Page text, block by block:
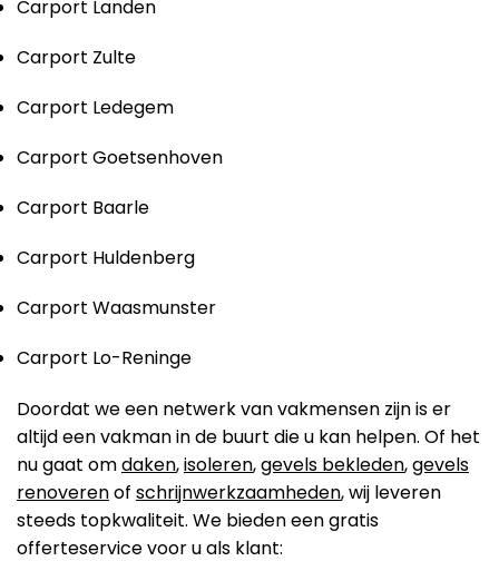
Carport Landen
Carport Zulte
Carport Ledegem
Carport Goetsenhoven
Carport Baarle
Carport Huldenberg
Carport Waasmunster
Carport Lo-Reninge
Doordat we een netwerk van vakmensen zijn is er
altijd een vakman in de buurt die u kan helpen. Of het
nu gaat omdaken,isoleren,gevels bekleden,gevels
renoverenof schrijnwerkzaamheden, wij leveren
steeds topkwaliteit. We bieden een gratis
offerteservice voor u als klant: